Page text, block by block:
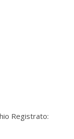
Registrato: